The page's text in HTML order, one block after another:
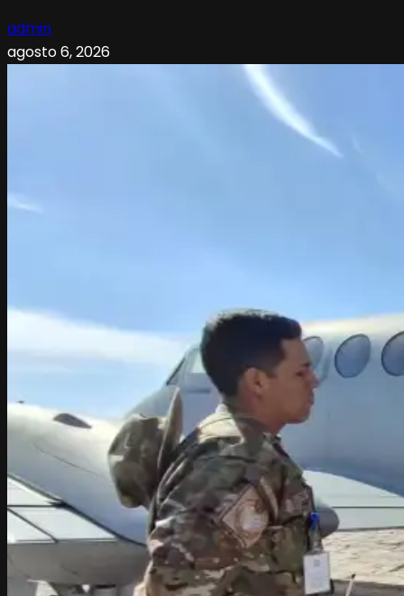
admin
agosto 6, 2026